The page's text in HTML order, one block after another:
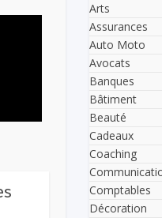
Arts
Assurances
Auto Moto
Avocats
Banques
Bâtiment
Beauté
Cadeaux
Coaching
Comptables
Décoration